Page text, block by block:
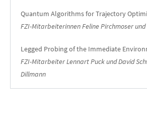
Quantum Algorithms for Trajectory
FZI-Mitarbeiterinnen Feline Pirchmoser
Legged Probing of the Immediate
FZI-Mitarbeiter Lennart Puck und David
Dillmann